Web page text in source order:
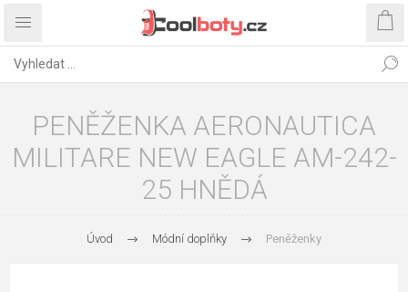
PENĚŽENKA AERONAUTICA
MILITARE NEW EAGLE AM-242-
25 HNĚDÁ
Úvod Módní doplňky Peněženky